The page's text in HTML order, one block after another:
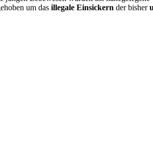
um das illegale Einsickern der bisher